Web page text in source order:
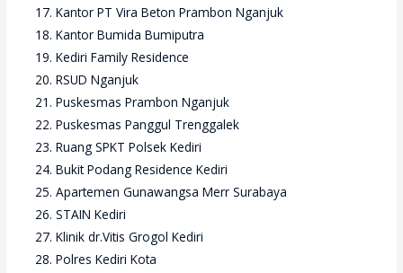
Kantor PT Vira Beton Prambon Nganjuk
Kantor Bumida Bumiputra
Kediri Family Residence
RSUD Nganjuk
Puskesmas Prambon Nganjuk
Puskesmas Panggul Trenggalek
Ruang SPKT Polsek Kediri
Bukit Podang Residence Kediri
Apartemen Gunawangsa Merr Surabaya
STAIN Kediri
Klinik dr.Vitis Grogol Kediri
Polres Kediri Kota